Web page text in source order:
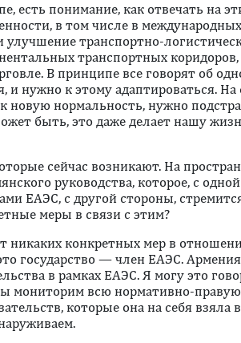
есть понимание, как отвечать на
в том числе в
улучшение транспортно-
транспортных
В принципе все говорят об
и нужно к этому адаптироваться. На
новую нормальность, нужно
быть, это даже делает нашу
сейчас возникают. На
руководства, которое, с
ЕАЭС, с другой стороны,
меры в связи с этим?
никаких конкретных мер в
государство — член ЕАЭС. Армения
в рамках ЕАЭС. Я могу это
мониторим всю нормативно-
которые она на себя взяла